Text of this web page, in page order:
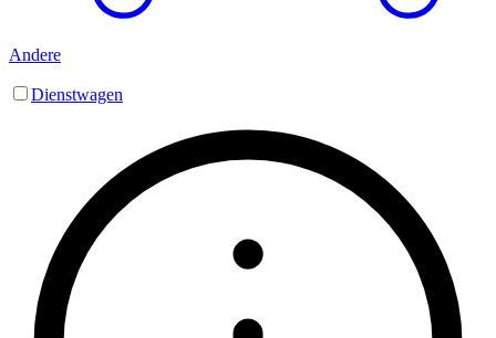
Andere
Dienstwagen